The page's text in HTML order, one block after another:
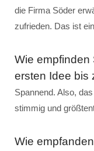
die Firma Söder
zufrieden. Das ist
Wie empfinden
ersten Idee bis
Spannend. Also,
stimmig und
Wie